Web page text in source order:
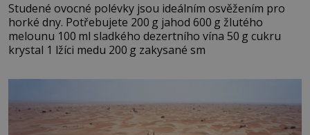
Studené ovocné polévky jsou ideálním osvěžením pro
horké dny. Potřebujete 200 g jahod 600 g žlutého
melounu 100 ml sladkého dezertního vína 50 g cukru
krystal 1 lžíci medu 200 g zakysané sm